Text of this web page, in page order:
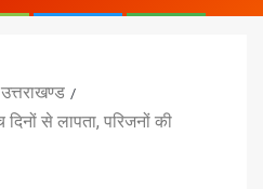
उत्तराखण्ड
से लापता, परिजनों की